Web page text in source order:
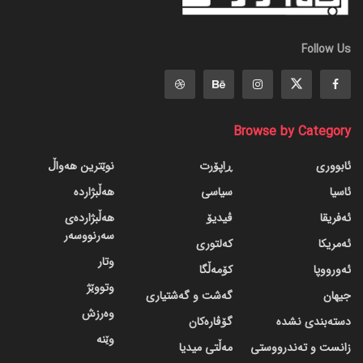
Follow Us
Browse by Category
ئابووری
ئاسیا
ئەفریقا
ئەمریکا
ئەورووپا
جیهان
دسته‌بندی نشده
زانست و تەندرووستی
ڕاپۆرت
سیاسی
ڤیدیۆ
کەلتوری
کۆمەڵگا
گه‌شت و گه‌شتیاری
گۆڤاره‌کان
مەڵتی میدیا
نوێترین هەواڵ
هەڵبژاردە
هەڵبژاردەی
سەرنووسەر
وتار
وتووێژ
وەرزش
وێنە